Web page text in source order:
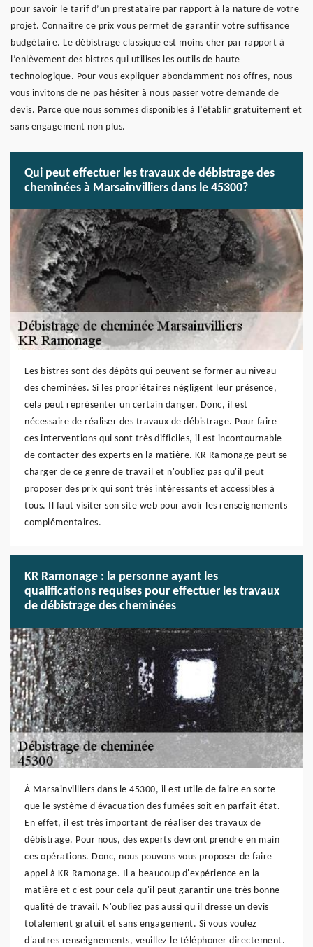
pour savoir le tarif d’un prestataire par rapport à la nature de votre
projet. Connaitre ce prix vous permet de garantir votre suffisance
budgétaire. Le débistrage classique est moins cher par rapport à
l’enlèvement des bistres qui utilises les outils de haute
technologique. Pour vous expliquer abondamment nos offres, nous
vous invitons de ne pas hésiter à nous passer votre demande de
devis. Parce que nous sommes disponibles à l’établir gratuitement et
sans engagement non plus.
Qui peut effectuer les travaux de débistrage des
cheminées à Marsainvilliers dans le 45300?
Les bistres sont des dépôts qui peuvent se former au niveau
des cheminées. Si les propriétaires négligent leur présence,
cela peut représenter un certain danger. Donc, il est
nécessaire de réaliser des travaux de débistrage. Pour faire
ces interventions qui sont très difficiles, il est incontournable
de contacter des experts en la matière. KR Ramonage peut se
charger de ce genre de travail et n'oubliez pas qu'il peut
proposer des prix qui sont très intéressants et accessibles à
tous. Il faut visiter son site web pour avoir les renseignements
complémentaires.
KR Ramonage : la personne ayant les
qualifications requises pour effectuer les travaux
de débistrage des cheminées
À Marsainvilliers dans le 45300, il est utile de faire en sorte
que le système d'évacuation des fumées soit en parfait état.
En effet, il est très important de réaliser des travaux de
débistrage. Pour nous, des experts devront prendre en main
ces opérations. Donc, nous pouvons vous proposer de faire
appel à KR Ramonage. Il a beaucoup d'expérience en la
matière et c'est pour cela qu'il peut garantir une très bonne
qualité de travail. N'oubliez pas aussi qu'il dresse un devis
totalement gratuit et sans engagement. Si vous voulez
d'autres renseignements, veuillez le téléphoner directement.